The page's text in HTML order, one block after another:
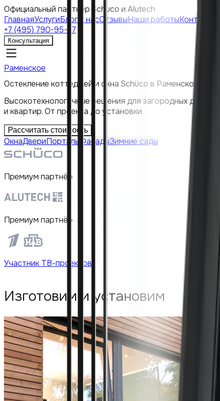
Официальный партнёр Schuco и Alutech
ГлавнаяУслугиБлог О насОтзывыНаши работыКонтакты
+7 (495) 790-95-77
Консультация
Раменское
Остекление коттеджей и окна Schüco в Раменском
Высокотехнологичные решения для загородных домов
и квартир. От проекта до установки.
Рассчитать стоимость
ОкнаДвериПорталы ФасадыЗимние сады
Премиум партнёр
Премиум партнёр
Участник ТВ-проектов
Изготовим и установим